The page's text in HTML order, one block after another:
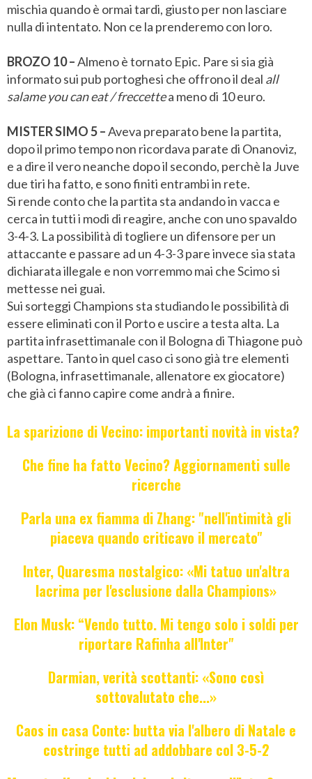
mischia quando è ormai tardi, giusto per non lasciare
nulla di intentato. Non ce la prenderemo con loro.
BROZO 10 –Almeno è tornato Epic. Pare si sia già
informato sui pub portoghesi che offrono il deal all
salame you can eat / freccettea meno di 10 euro.
MISTER SIMO 5 –Aveva preparato bene la partita,
dopo il primo tempo non ricordava parate di Onanoviz,
e a dire il vero neanche dopo il secondo, perchè la Juve
due tiri ha fatto, e sono finiti entrambi in rete.
Si rende conto che la partita sta andando in vacca e
cerca in tutti i modi di reagire, anche con uno spavaldo
3-4-3. La possibilità di togliere un difensore per un
attaccante e passare ad un 4-3-3 pare invece sia stata
dichiarata illegale e non vorremmo mai che Scimo si
mettesse nei guai.
Sui sorteggi Champions sta studiando le possibilità di
essere eliminati con il Porto e uscire a testa alta. La
partita infrasettimanale con il Bologna di Thiagone può
aspettare. Tanto in quel caso ci sono già tre elementi
(Bologna, infrasettimanale, allenatore ex giocatore)
che già ci fanno capire come andrà a finire.
La sparizione di Vecino: importanti novità in vista?
Che fine ha fatto Vecino? Aggiornamenti sulle
ricerche
Parla una ex fiamma di Zhang: "nell'intimità gli
piaceva quando criticavo il mercato"
Inter, Quaresma nostalgico: «Mi tatuo un'altra
lacrima per l'esclusione dalla Champions»
Elon Musk: “Vendo tutto. Mi tengo solo i soldi per
riportare Rafinha all'Inter"
Darmian, verità scottanti: «Sono così
sottovalutato che...»
Caos in casa Conte: butta via l'albero di Natale e
costringe tutti ad addobbare col 3-5-2